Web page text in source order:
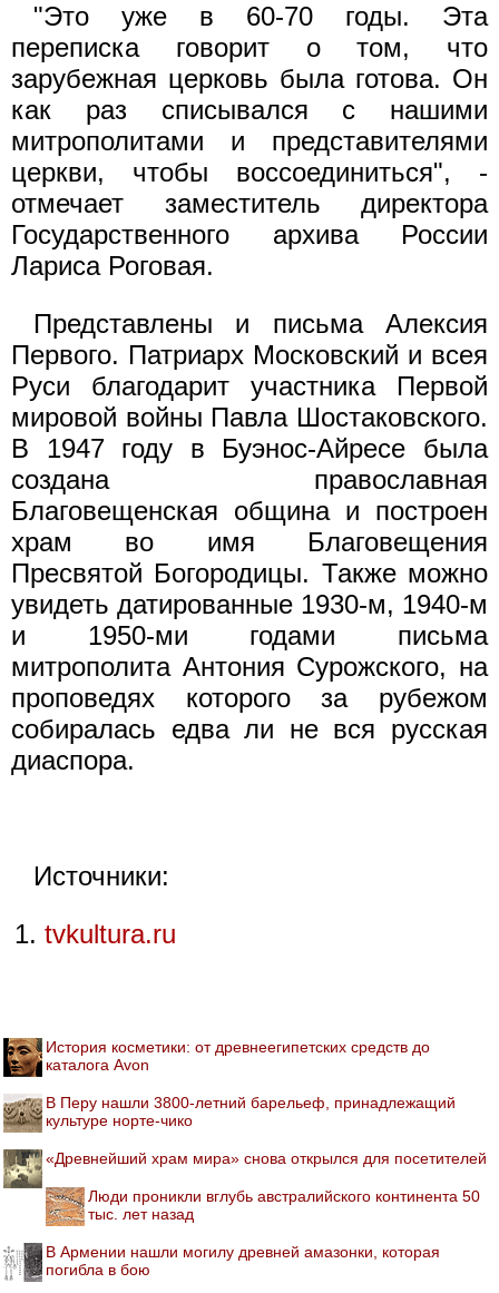
"Это уже в 60-70 годы. Эта
переписка говорит о том, что
зарубежная церковь была готова. Он
как раз списывался с нашими
митрополитами и представителями
церкви, чтобы воссоединиться", -
отмечает заместитель директора
Государственного архива России
Лариса Роговая.
Представлены и письма Алексия
Первого. Патриарх Московский и всея
Руси благодарит участника Первой
мировой войны Павла Шостаковского.
В 1947 году в Буэнос-Айресе была
создана православная
Благовещенская община и построен
храм во имя Благовещения
Пресвятой Богородицы. Также можно
увидеть датированные 1930-м, 1940-м
и 1950-ми годами письма
митрополита Антония Сурожского, на
проповедях которого за рубежом
собиралась едва ли не вся русская
диаспора.
Источники:
tvkultura.ru
История косметики: от древнеегипетских средств до
каталога Avon
В Перу нашли 3800-летний барельеф, принадлежащий
культуре норте-чико
«Древнейший храм мира» снова открылся для посетителей
Люди проникли вглубь австралийского континента 50
тыс. лет назад
В Армении нашли могилу древней амазонки, которая
погибла в бою